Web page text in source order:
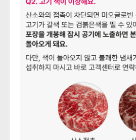
상세정보 더보기